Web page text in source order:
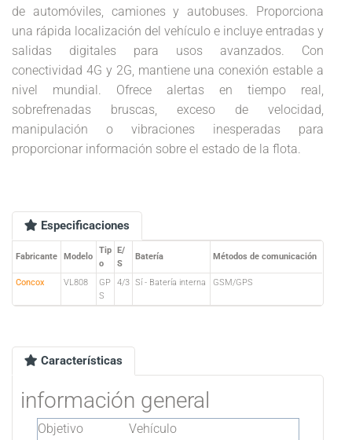
de automóviles, camiones y autobuses. Proporciona
una rápida localización del vehículo e incluye entradas y
salidas digitales para usos avanzados. Con
conectividad 4G y 2G, mantiene una conexión estable a
nivel mundial. Ofrece alertas en tiempo real,
sobrefrenadas bruscas, exceso de velocidad,
manipulación o vibraciones inesperadas para
proporcionar información sobre el estado de la flota.
Especificaciones
Fabricante Modelo
Tip
o
E/
S
Batería Métodos de comunicación
Concox VL808
GP
S
4/3 Sí - Batería interna GSM/GPS
Características
información general
Objetivo
Vehículo